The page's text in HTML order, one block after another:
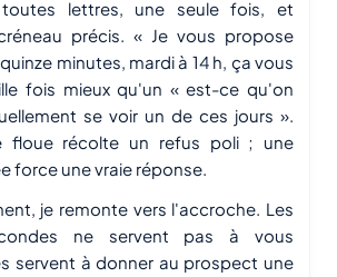
toutes lettres, une seule fois, et
précis. « Je vous propose
minutes, mardi à 14 h, ça vous
fois mieux qu'un « est-ce qu'on
se voir un de ces jours ».
floue récolte un refus poli ; une
force une vraie réponse.
je remonte vers l'accroche. Les
ne servent pas à vous
servent à donner au prospect une